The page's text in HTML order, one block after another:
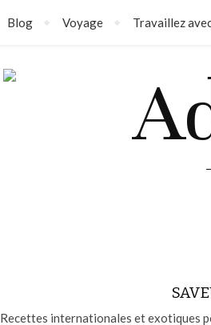
Blog Voyage Travaillez
Recettes internationales et exotiques